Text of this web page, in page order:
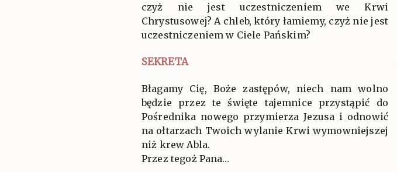
czyż nie jest uczestniczeniem we Krwi
Chrystusowej? A chleb, który łamiemy, czyż nie jest
uczestniczeniem w Ciele Pańskim?
SEKRETA
Błagamy Cię, Boże zastępów, niech nam wolno
będzie przez te święte tajemnice przystąpić do
Pośrednika nowego przymierza Jezusa i odnowić
na ołtarzach Twoich wylanie Krwi wymowniejszej
niż krew Abla.
Przez tegoż Pana…